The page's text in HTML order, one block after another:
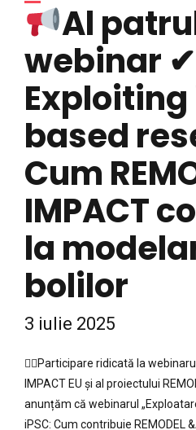
Al
webinar
Exploiting
based
Cum
IMPACT
la
bolilor
3 iulie 2025
🎙Participare ridicată la
IMPACT EU și al proiectului
anunțăm că webinarul
iPSC: Cum contribuie REMODEL